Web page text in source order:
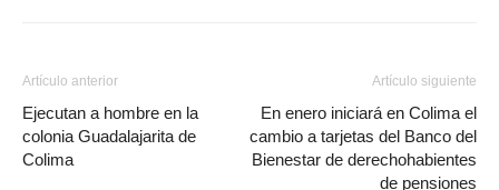
Artículo anterior
Ejecutan a hombre en la
colonia Guadalajarita de
Colima
Artículo siguiente
En enero iniciará en Colima el
cambio a tarjetas del Banco del
Bienestar de derechohabientes
de pensiones